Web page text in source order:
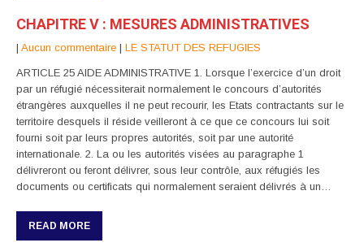
CHAPITRE V : MESURES ADMINISTRATIVES
| Aucun commentaire | LE STATUT DES REFUGIES
ARTICLE 25 AIDE ADMINISTRATIVE 1. Lorsque l’exercice d’un droit
par un réfugié nécessiterait normalement le concours d’autorités
étrangères auxquelles il ne peut recourir, les Etats contractants sur le
territoire desquels il réside veilleront à ce que ce concours lui soit
fourni soit par leurs propres autorités, soit par une autorité
internationale. 2. La ou les autorités visées au paragraphe 1
délivreront ou feront délivrer, sous leur contrôle, aux réfugiés les
documents ou certificats qui normalement seraient délivrés à un…
READ MORE